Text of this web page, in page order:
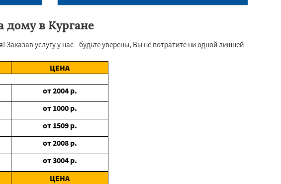
в Кургане
услугу у нас - будьте уверены, Вы не потратите ни одной лишней
ЦЕНА
от2004 р.
от 1000 р.
от 1509 р.
от2008 р.
от3004 р.
ЦЕНА